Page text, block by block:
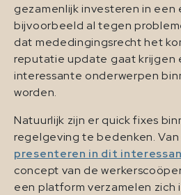
gezamenlijk investeren in
bijvoorbeeld al tegen
dat mededingingsrecht het
reputatie update gaat krijgen
interessante onderwerpen
worden.
Natuurlijk zijn er quick fixes
regelgeving te bedenken.
presenteren in dit
concept van de
een platform verzamelen